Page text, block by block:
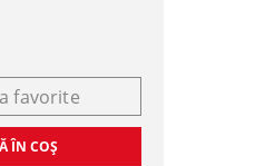
favorite